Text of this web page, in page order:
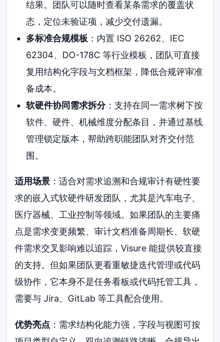
结果。团队可以随时查看某条需求的覆盖状
态，定位未验证项，减少交付遗漏。
多标准合规模板 ：内置 ISO 26262、IEC
62304、DO-178C 等行业模板，团队可直接
复用结构化字段与文档框架，降低合规评审准
备成本。
软硬件协同需求拆分：支持在同一需求树下按
软件、硬件、机械维度分配条目，并通过基线
管理锁定版本，帮助跨职能团队对齐交付范
围。
适用场景 ：适合对需求追溯和合规审计有硬性要
求的嵌入式软硬件研发团队，尤其是汽车电子、
医疗器械、工业控制等领域。如果团队的主要痛
点是需求变更频繁、审计文档准备周期长、软硬
件需求交叉影响难以追踪，Visure 能提供较直接
的支持。但如果团队更看重敏捷迭代管理或代码
级协作，它本身不是任务看板或代码托管工具，
需要与 Jira、GitLab 等工具配合使用。
优势亮点 ：需求结构化能力强，字段与视图可按